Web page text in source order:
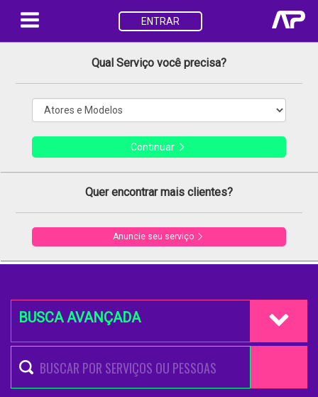
ENTRAR
Qual Serviço você precisa?
Continuar
Quer encontrar mais clientes?
Anuncie seu serviço
BUSCA AVANÇADA